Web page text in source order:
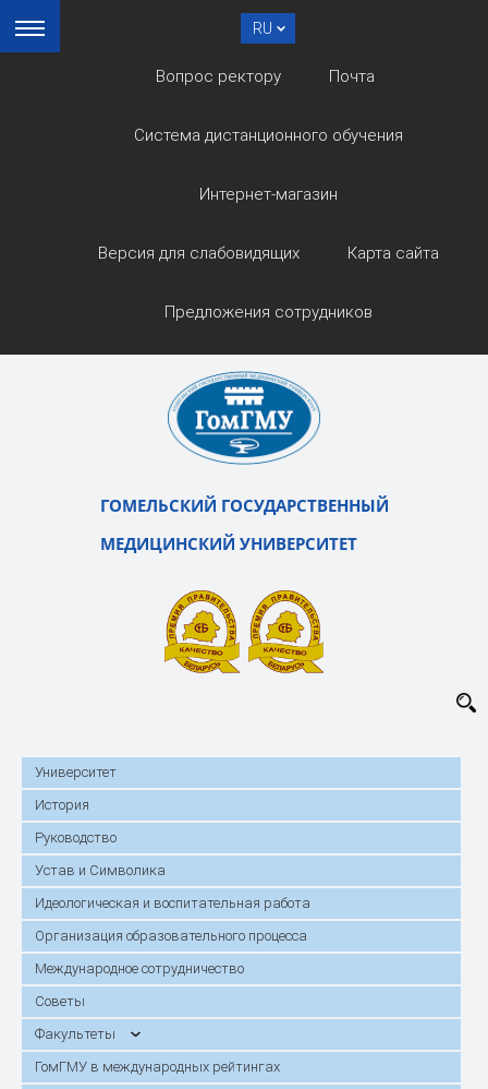
RU
Вопрос ректору Почта
Система дистанционного обучения
Интернет-магазин
Версия для слабовидящих Карта сайта
Предложения сотрудников
ГОМЕЛЬСКИЙ ГОСУДАРСТВЕННЫЙ
МЕДИЦИНСКИЙ УНИВЕРСИТЕТ
Университет
История
Руководство
Устав и Символика
Идеологическая и воспитательная работа
Организация образовательного процесса
Международное сотрудничество
Советы
Факультеты
ГомГМУ в международных рейтингах